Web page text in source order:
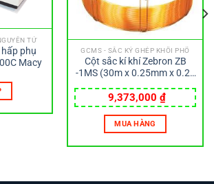
TỬ
phụ
Macy
GCMS - SẮC KÝ GHÉP KHỐI PHỔ
Cột sắc kí khí Zebron ZB
-1MS (30m x 0.25mm x 0.25
9,373,000 ₫
MUA HÀNG